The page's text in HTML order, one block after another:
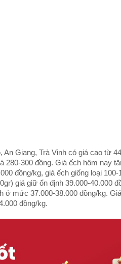
An Giang, Trà Vinh có giá cao từ
280-300 đồng. Giá ếch hôm nay
đồng/kg, giá ếch giống loại
giá giữ ổn định 39.000-40.000
ở mức 37.000-38.000 đồng/kg.
đồng/kg.